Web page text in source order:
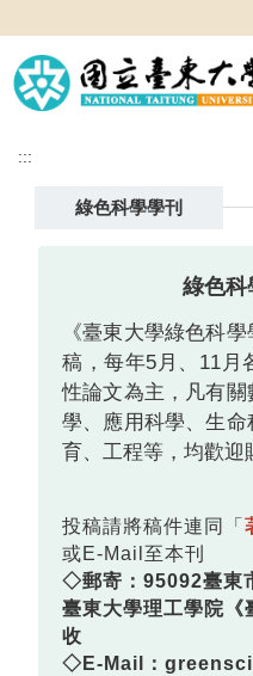
到
主
要
區
:::
綠色科學學刊
綠色科
《臺東大學綠色科
稿，每年5月、11月
性論文為主，凡有
學、應用科學、生
育、工程等，均歡迎
投稿請將稿件連同「
或E-Mail至本刊
◇郵寄：95092臺東
臺東大學理工學院《
收
◇E-Mail：